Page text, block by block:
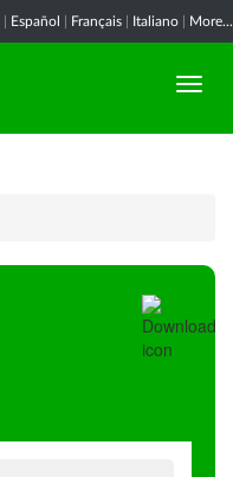
Español Français Italiano More...